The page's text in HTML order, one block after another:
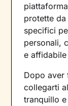
protette
specifici
personali,
e
Dopo aver
collegarti
tranquillo